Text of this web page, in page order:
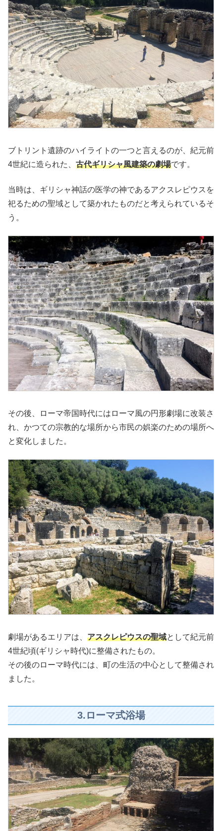
ブトリント遺跡のハイライトの一つと言えるのが、紀元前
4世紀に造られた、 古代ギリシャ風建築の劇場です。
当時は、ギリシャ神話の医学の神であるアクスレピウスを
祀るための聖域として築かれたものだと考えられているそ
う。
その後、ローマ帝国時代にはローマ風の円形劇場に改装さ
れ、かつての宗教的な場所から市民の娯楽のための場所へ
と変化しました。
劇場があるエリアは、 アスクレピウスの聖域として紀元前
4世紀頃(ギリシャ時代)に整備されたもの。
その後のローマ時代には、町の生活の中心として整備され
ました。
3.ローマ式浴場